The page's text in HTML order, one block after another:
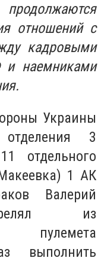
отношений с
кадровыми
наемниками
Украины
3
отдельного
1 АК
Валерий
из
пулемета
выполнить